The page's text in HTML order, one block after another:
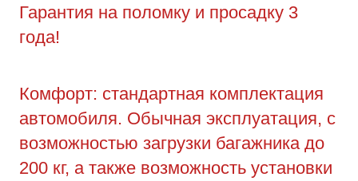
Гарантия на поломку и просадку 3
года!
Комфорт: стандартная комплектация
автомобиля. Обычная эксплуатация, с
возможностью загрузки багажника до
200 кг, а также возможность установки